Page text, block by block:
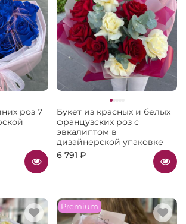
роз 7
Букет из красных и белых
французских роз с
эвкалиптом в
дизайнерской упаковке
6 791 ₽
Premium